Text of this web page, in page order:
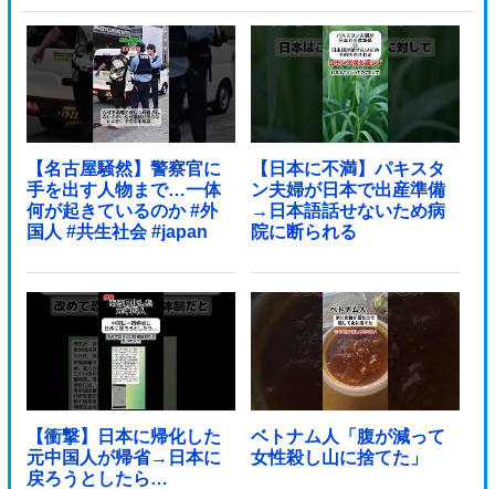
【名古屋騒然】警察官に
手を出す人物まで…一体
何が起きているのか #外
国人 #共生社会 #japan
【日本に不満】パキスタ
ン夫婦が日本で出産準備
→日本語話せないため病
院に断られる
【衝撃】日本に帰化した
元中国人が帰省→日本に
戻ろうとしたら…
ベトナム人「腹が減って
女性殺し山に捨てた」